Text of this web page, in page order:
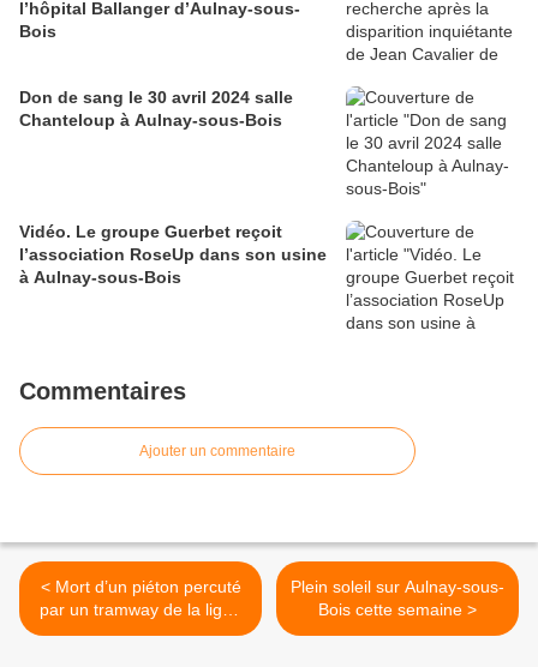
l’hôpital Ballanger d’Aulnay-sous-
Bois
Don de sang le 30 avril 2024 salle
Chanteloup à Aulnay-sous-Bois
Vidéo. Le groupe Guerbet reçoit
l’association RoseUp dans son usine
à Aulnay-sous-Bois
Commentaires
Ajouter un commentaire
< Mort d’un piéton percuté
par un tramway de la ligne
T1 à Drancy
Plein soleil sur Aulnay-sous-
Bois cette semaine >